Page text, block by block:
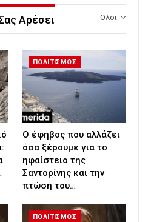
Ολοι
Αρέσει
ΠΟΛΙΤΙΣΜΟΣ
Ο έφηβος που αλλάζει
όσα ξέρουμε για το
ηφαίστειο της
Σαντορίνης και την
πτώση του…
ΠΟΛΙΤΙΣΜΟΣ